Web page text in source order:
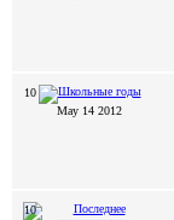
10
May 14 2012
10